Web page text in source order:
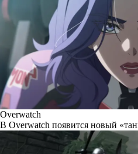
Overwatch
В Overwatch появится новый